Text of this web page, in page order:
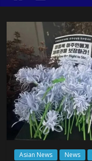
Asian News News